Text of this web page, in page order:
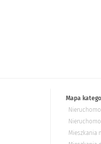
Mapa
Mieszkania